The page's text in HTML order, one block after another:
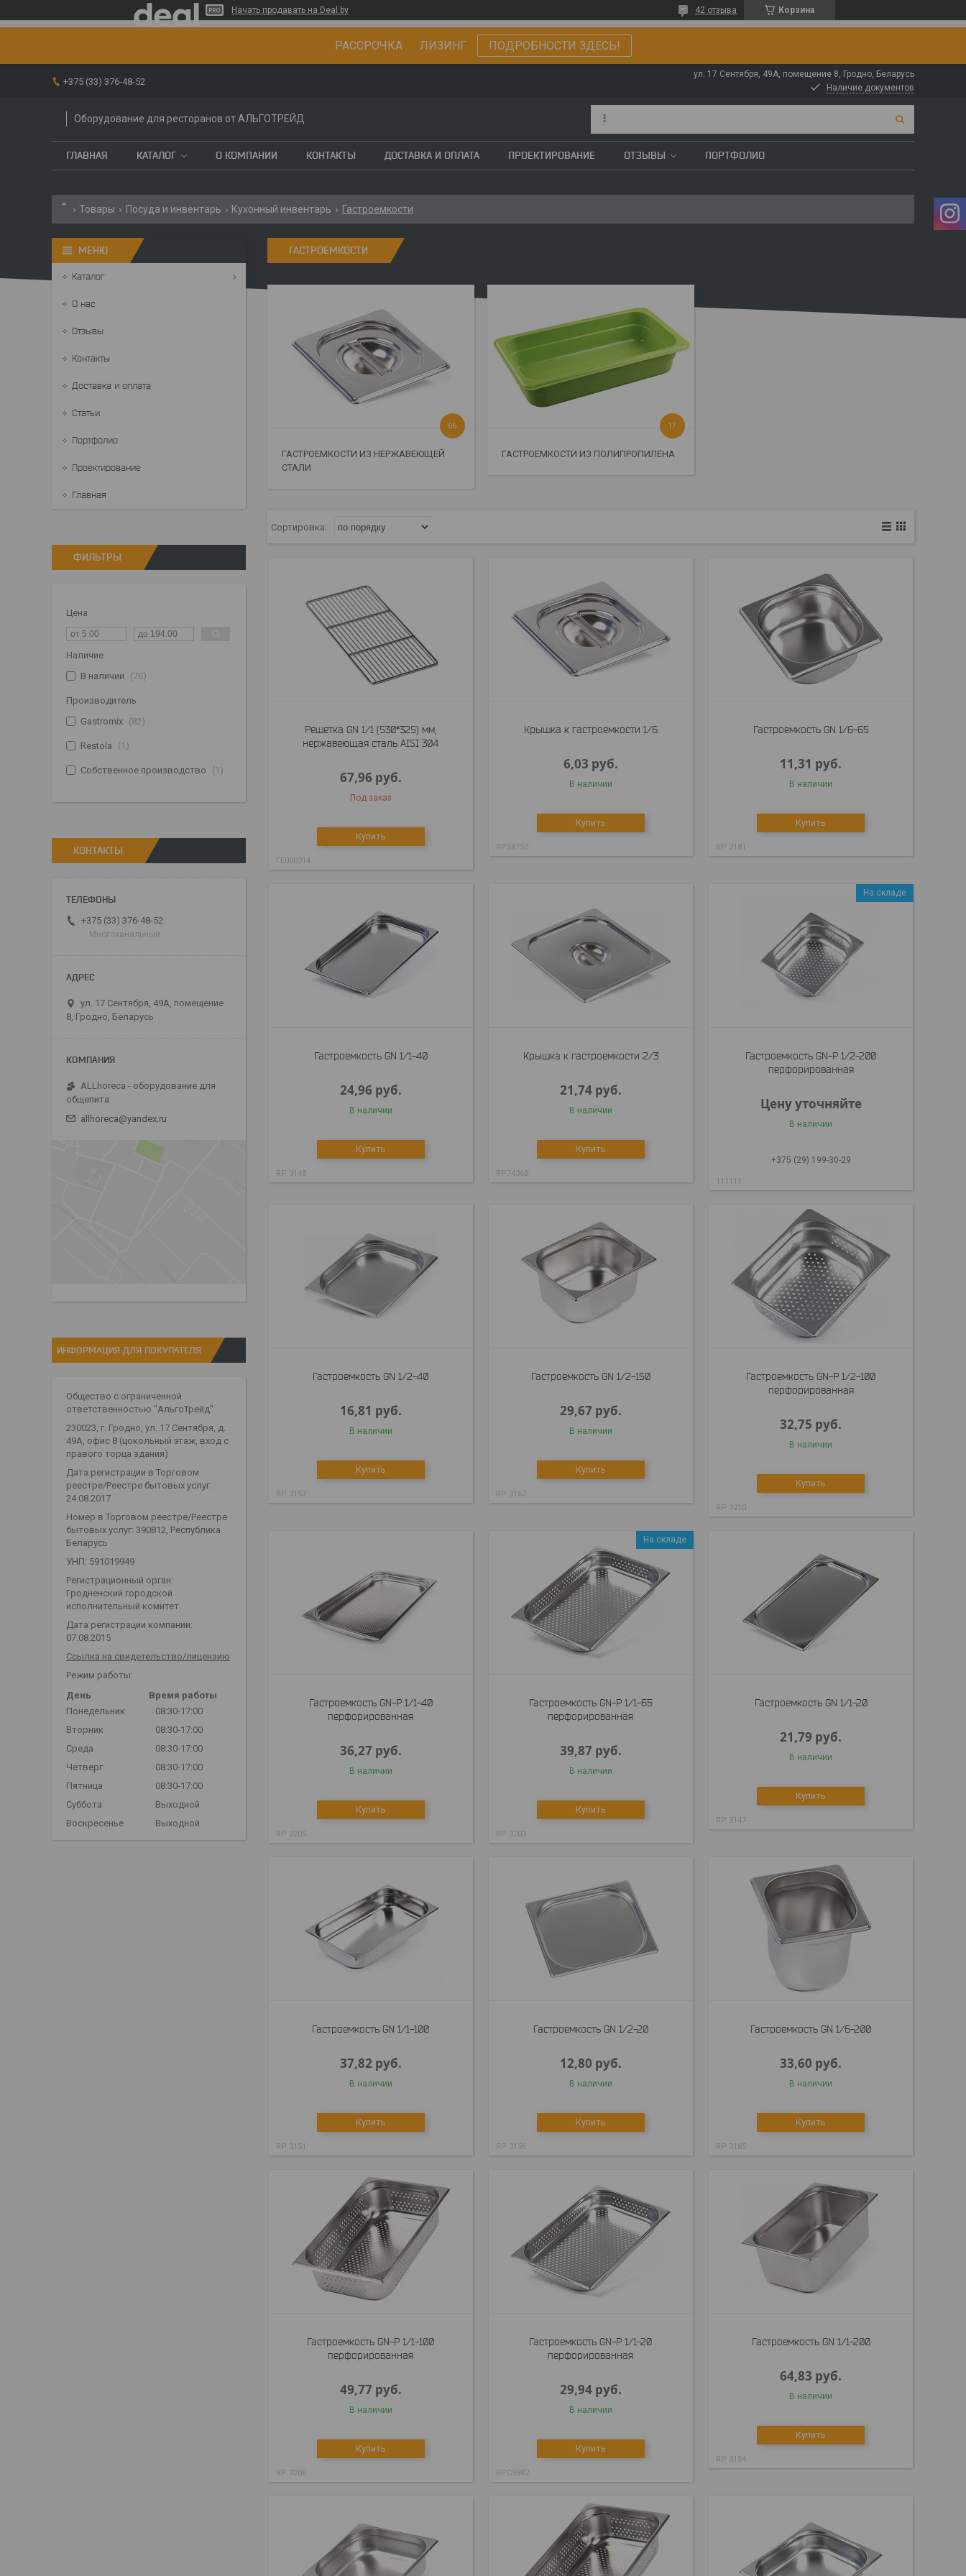
Начать продавать на Deal.by Корзина
42 отзыва
РАССРОЧКА ЛИЗИНГ ПОДРОБНОСТИ ЗДЕСЬ!
+375 (33) 376-48-52
ул. 17 Сентября, 49А, помещение 8, Гродно, Беларусь
Наличие документов
Оборудование для ресторанов от АЛЬГОТРЕЙД
ГЛАВНАЯ КАТАЛОГ О КОМПАНИИ КОНТАКТЫ ДОСТАВКА И ОПЛАТА ПРОЕКТИРОВАНИЕ ОТЗЫВЫ ПОРТФОЛИО
Товары Посуда и инвентарь Кухонный инвентарь Гастроемкости
ГАСТРОЕМКОСТИ
ГАСТРОЕМКОСТИ ИЗ НЕРЖАВЕЮЩЕЙ
СТАЛИ
66
ГАСТРОЕМКОСТИ ИЗ ПОЛИПРОПИЛЕНА
17
Решетка GN 1/1 (530*325) мм,
нержавеющая сталь AISI 304
67,96 руб.
Под заказ
Купить
ГЕ000314
Крышка к гастроемкости 1/6
6,03 руб.
В наличии
Купить
RP58750
Гастроемкость GN 1/6-65
11,31 руб.
В наличии
Купить
RP 3181
Гастроемкость GN 1/1-40
24,96 руб.
В наличии
Купить
RP 3148
Крышка к гастроемкости 2/3
21,74 руб.
В наличии
Купить
RP74368
На складе
Гастроемкость GN-P 1/2-200
перфорированная
Цену уточняйте
В наличии
+375 (29) 199-30-29
111111
Гастроемкость GN 1/2-40
16,81 руб.
В наличии
Купить
RP 3157
Гастроемкость GN 1/2-150
29,67 руб.
В наличии
Купить
RP 3162
Гастроемкость GN-P 1/2-100
перфорированная
32,75 руб.
В наличии
Купить
RP 3210
Гастроемкость GN-P 1/1-40
перфорированная
36,27 руб.
В наличии
Купить
RP 3205
На складе
Гастроемкость GN-P 1/1-65
перфорированная
39,87 руб.
В наличии
Купить
RP 3203
Гастроемкость GN 1/1-20
21,79 руб.
В наличии
Купить
RP 3147
Гастроемкость GN 1/1-100
37,82 руб.
В наличии
Купить
RP 3151
Гастроемкость GN 1/2-20
12,80 руб.
В наличии
Купить
RP 3156
Гастроемкость GN 1/6-200
33,60 руб.
В наличии
Купить
RP 3185
Гастроемкость GN-P 1/1-100
перфорированная
49,77 руб.
В наличии
Купить
RP 3206
Гастроемкость GN-P 1/1-20
перфорированная
29,94 руб.
В наличии
Купить
RPC9882
Гастроемкость GN 1/1-200
64,83 руб.
В наличии
Купить
RP 3154
Каталог
О нас
Отзывы
Контакты
Доставка и оплата
Статьи
Портфолио
Проектирование
Главная
ФИЛЬТРЫ
Цена
Наличие
В наличии
76
Производитель
Gastromix
82
Restola 1
Собственное производство 1
КОНТАКТЫ
+375 (33) 376-48-52
Многоканальный
ул. 17 Сентября, 49А, помещение
8, Гродно, Беларусь
ALLhoreca - оборудование для
общепита
allhoreca@yandex.ru
ИНФОРМАЦИЯ ДЛЯ ПОКУПАТЕЛЯ
Общество с ограниченной
ответственностью "АльгоТрейд"
230023, г. Гродно, ул. 17 Сентября, д.
49А, офис 8 (цокольный этаж, вход с
правого торца здания)
Дата регистрации в Торговом
реестре/Реестре бытовых услуг:
24.08.2017
Номер в Торговом реестре/Реестре
бытовых услуг: 390812, Республика
Беларусь
УНП: 591019949
Регистрационный орган:
Гродненский городской
исполнительный комитет
Дата регистрации компании:
07.08.2015
Ссылка на свидетельство/лицензию
Режим работы:
День
Время работы
Понедельник
08:30-17:00
Вторник
08:30-17:00
Среда
08:30-17:00
Четверг
08:30-17:00
Пятница
08:30-17:00
Суббота
Выходной
Воскресенье
Выходной